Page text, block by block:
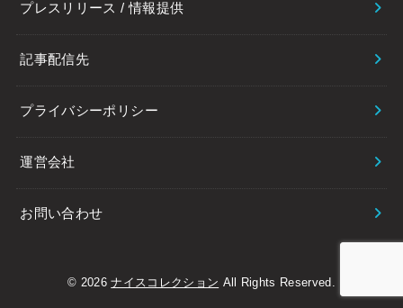
プレスリリース / 情報提供
記事配信先
プライバシーポリシー
運営会社
お問い合わせ
© 2026ナイスコレクション All Rights Reserved.